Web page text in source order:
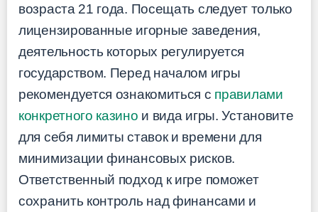
возраста 21 года. Посещать следует только
лицензированные игорные заведения,
деятельность которых регулируется
государством. Перед началом игры
рекомендуется ознакомиться с правилами
конкретного казино и вида игры. Установите
для себя лимиты ставок и времени для
минимизации финансовых рисков.
Ответственный подход к игре поможет
сохранить контроль над финансами и